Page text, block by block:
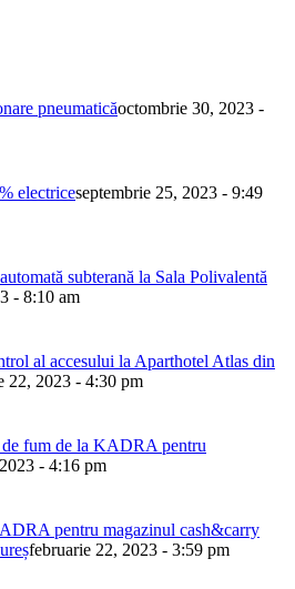
pneumaticăoctombrie 30, 2023 -
electriceseptembrie 25, 2023 - 9:49
subterană la Sala Polivalentă
- 8:10 am
al accesului la Aparthotel Atlas din
22, 2023 - 4:30 pm
de fum de la KADRA pentru
- 4:16 pm
pentru magazinul cash&carry
februarie 22, 2023 - 3:59 pm